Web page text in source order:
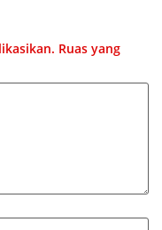
Ruas yang